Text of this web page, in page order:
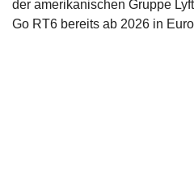
der amerikanischen Gruppe
Go RT6 bereits ab 2026 in